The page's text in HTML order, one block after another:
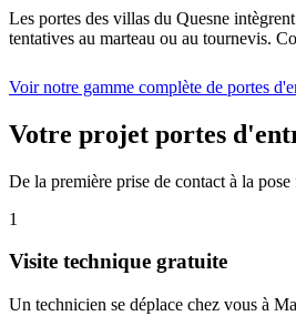
Les portes des villas du Quesne
tentatives au marteau ou au tournevis.
Voir notre gamme complète de portes
Votre projet portes
De la première prise de contact à la
1
Visite technique gratuite
Un technicien se déplace chez vous à